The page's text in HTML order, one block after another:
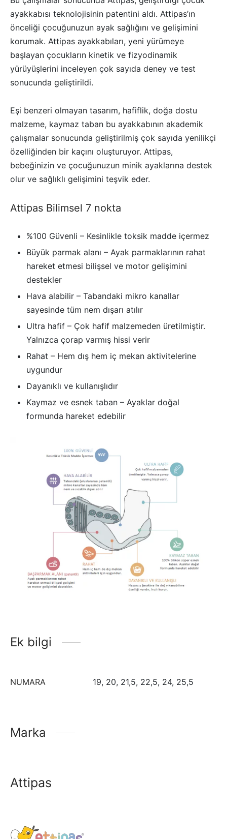
ayakkabısı teknolojisinin patentini aldı. Attipas’ın
önceliği çocuğunuzun ayak sağlığını ve gelişimini
korumak. Attipas ayakkabıları, yeni yürümeye
başlayan çocukların kinetik ve fizyodinamik
yürüyüşlerini inceleyen çok sayıda deney ve test
sonucunda geliştirildi.
Eşi benzeri olmayan tasarım, hafiflik, doğa dostu
malzeme, kaymaz taban bu ayakkabının akademik
çalışmalar sonucunda geliştirilmiş çok sayıda yenilikçi
özelliğinden bir kaçını oluşturuyor. Attipas,
bebeğinizin ve çocuğunuzun minik ayaklarına destek
olur ve sağlıklı gelişimini teşvik eder.
Attipas Bilimsel 7 nokta
%100 Güvenli – Kesinlikle toksik madde içermez
Büyük parmak alanı – Ayak parmaklarının rahat
hareket etmesi bilişsel ve motor gelişimini
destekler
Hava alabilir – Tabandaki mikro kanallar
sayesinde tüm nem dışarı atılır
Ultra hafif – Çok hafif malzemeden üretilmiştir.
Yalnızca çorap varmış hissi verir
Rahat – Hem dış hem iç mekan aktivitelerine
uygundur
Dayanıklı ve kullanışlıdır
Kaymaz ve esnek taban – Ayaklar doğal
formunda hareket edebilir
Ek bilgi
NUMARA 19, 20, 21,5, 22,5, 24, 25,5
Marka
Attipas